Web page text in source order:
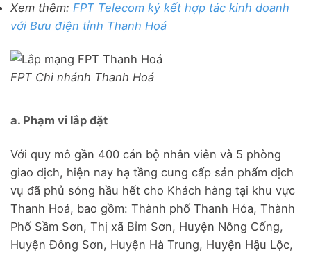
Xem thêm: FPT Telecom ký kết hợp tác kinh doanh
với Bưu điện tỉnh Thanh Hoá
FPT Chi nhánh Thanh Hoá
a. Phạm vi lắp đặt
Với quy mô gần 400 cán bộ nhân viên và 5 phòng
giao dịch, hiện nay hạ tầng cung cấp sản phẩm dịch
vụ đã phủ sóng hầu hết cho Khách hàng tại khu vực
Thanh Hoá, bao gồm: Thành phố Thanh Hóa, Thành
Phố Sầm Sơn, Thị xã Bỉm Sơn, Huyện Nông Cống,
Huyện Đông Sơn, Huyện Hà Trung, Huyện Hậu Lộc,